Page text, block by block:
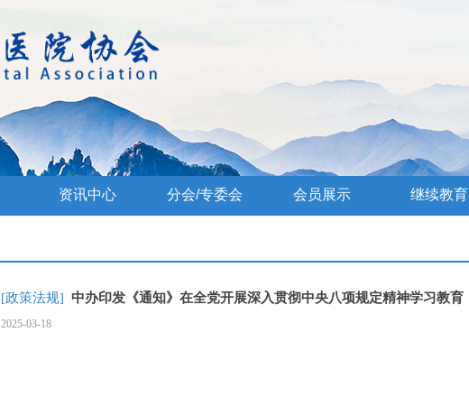
资讯中心 分会/专委会 会员展示 继续教育
[政策法规] 中办印发《通知》在全党开展深入贯彻中央八项规定精神学习教育
2025-03-18